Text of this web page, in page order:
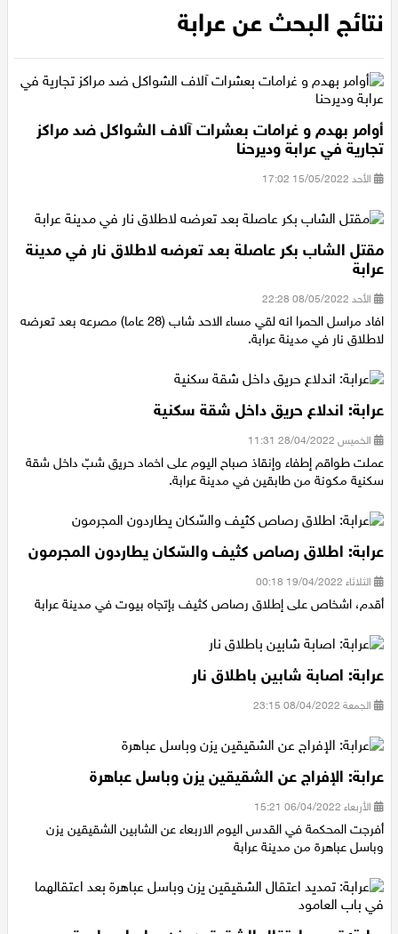
دير حنا
سخنين
عرابة
اخبار عالمية
رياضة
رياضة محلية
رياضة عالمية
تقارير خاصة
اقتصاد
مقالات
مطبخ
صحة وطب
مجلة الحمرا
جمال وازياء
تكنولوجيا
ستوديو انتخابات 2022
نتائج البحث عن عرابة
أوامر بهدم و غرامات بعشرات آلاف الشواكل ضد مراكز
تجارية في عرابة وديرحنا
مقتل الشاب بكر عاصلة بعد تعرضه لاطلاق نار في مدينة
عرابة
الأحد 08/05/2022 22:28
عرابة: اندلاع حريق داخل شقة سكنية
الخميس 28/04/2022 11:31
عملت طواقم إطفاء وإنقاذ صباح اليوم على اخماد حريق شبّ داخل شقة
عرابة: اطلاق رصاص كثيف والسّكان يطاردون المجرمون
الثلاثاء 19/04/2022 00:18
عرابة: اصابة شابين باطلاق نار
عرابة: الإفراج عن الشقيقين يزن وباسل عباهرة
الأربعاء 06/04/2022 15:21
أفرجت المحكمة في القدس اليوم الاربعاء عن الشابين الشقيقين يزن